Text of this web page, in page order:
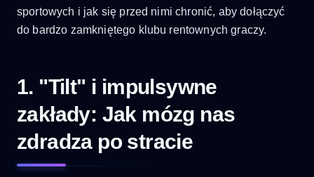
sportowych i jak się przed nimi chronić, aby dołączyć
do bardzo zamkniętego klubu rentownych graczy.
1. "Tilt" i impulsywne
zakłady: Jak mózg nas
zdradza po stracie